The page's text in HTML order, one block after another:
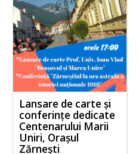
Lansare de carte și
conferințe dedicate
Centenarului Marii
Uniri, Orașul
Zărnești